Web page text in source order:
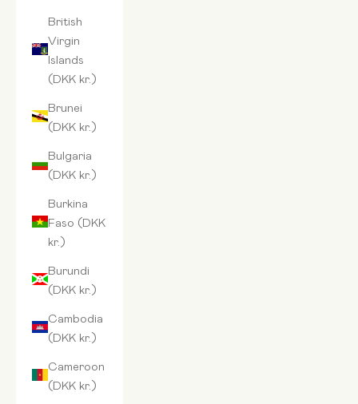
British
Virgin
Islands
(DKK kr.)
Brunei
(DKK kr.)
Bulgaria
(DKK kr.)
Burkina
Faso (DKK
kr.)
Burundi
(DKK kr.)
Cambodia
(DKK kr.)
Cameroon
(DKK kr.)